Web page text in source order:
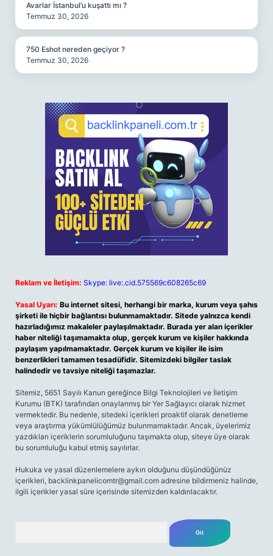
Avarlar İstanbul’u kuşattı mı ?
Temmuz 30, 2026
750 Eshot nereden geçiyor ?
Temmuz 30, 2026
Reklam ve İletişim: Skype: live:.cid.575569c608265c69
Yasal Uyarı: Bu internet sitesi, herhangi bir marka, kurum veya şahıs
şirketi ile hiçbir bağlantısı bulunmamaktadır. Sitede yalnızca kendi
hazırladığımız makaleler paylaşılmaktadır. Burada yer alan içerikler
haber niteliği taşımamakta olup, gerçek kurum ve kişiler hakkında
paylaşım yapılmamaktadır. Gerçek kurum ve kişiler ile isim
benzerlikleri tamamen tesadüfidir. Sitemizdeki bilgiler taslak
halindedir ve tavsiye niteliği taşımazlar.
Sitemiz, 5651 Sayılı Kanun gereğince Bilgi Teknolojileri ve İletişim
Kurumu (BTK) tarafından onaylanmış bir Yer Sağlayıcı olarak hizmet
vermektedir. Bu nedenle, sitedeki içerikleri proaktif olarak denetleme
veya araştırma yükümlülüğümüz bulunmamaktadır. Ancak, üyelerimiz
yazdıkları içeriklerin sorumluluğunu taşımakta olup, siteye üye olarak
bu sorumluluğu kabul etmiş sayılırlar.
Hukuka ve yasal düzenlemelere aykırı olduğunu düşündüğünüz
içerikleri, backlinkpanelicomtr@gmail.com adresine bildirmeniz halinde,
ilgili içerikler yasal süre içerisinde sitemizden kaldırılacaktır.